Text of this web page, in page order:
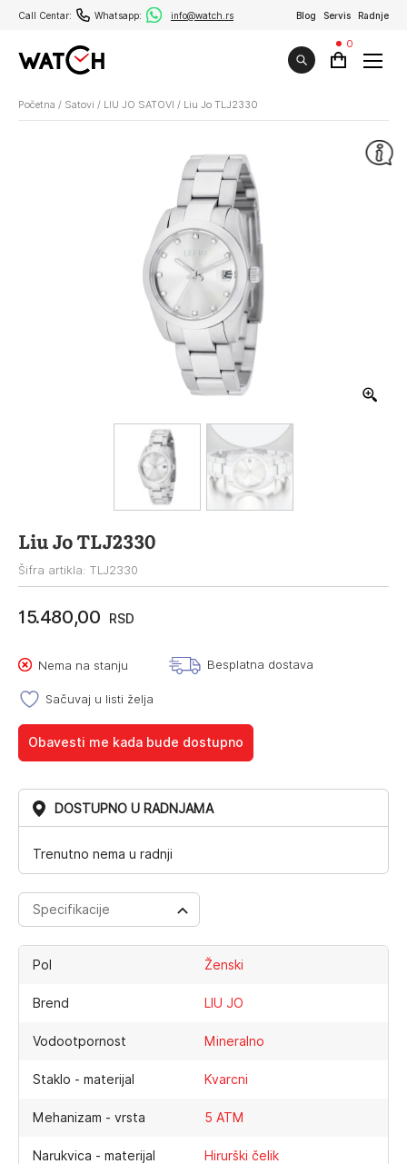
Call Centar: Whatsapp: info@watch.rs Blog Servis Radnje
0
Početna / Satovi / LIU JO SATOVI / Liu Jo TLJ2330
Liu Jo TLJ2330
Šifra artikla: TLJ2330
15.480,00 RSD
Nema na stanju Besplatna dostava
Sačuvaj u listi želja
Obavesti me kada bude dostupno
DOSTUPNO U RADNJAMA
Trenutno nema u radnji
Specifikacije
Pol Ženski
Brend LIU JO
Vodootpornost Mineralno
Staklo - materijal Kvarcni
Mehanizam - vrsta 5 ATM
Narukvica - materijal Hirurški čelik